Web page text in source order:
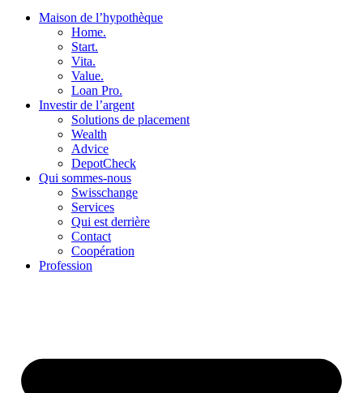
Maison de l’hypothèque
Home.
Start.
Vita.
Value.
Loan Pro.
Investir de l’argent
Solutions de placement
Wealth
Advice
DepotCheck
Qui sommes-nous
Swisschange
Services
Qui est derrière
Contact
Coopération
Profession